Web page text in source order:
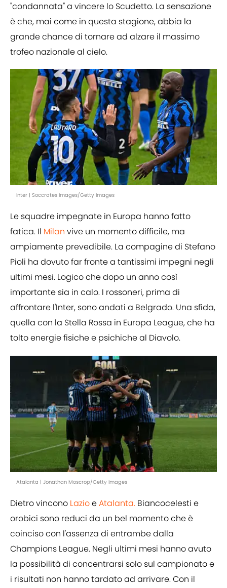
"condannata" a vincere lo Scudetto. La sensazione
è che, mai come in questa stagione, abbia la
grande chance di tornare ad alzare il massimo
trofeo nazionale al cielo.
Inter | Soccrates Images/Getty Images
Le squadre impegnate in Europa hanno fatto
fatica. Il Milan vive un momento difficile, ma
ampiamente prevedibile. La compagine di Stefano
Pioli ha dovuto far fronte a tantissimi impegni negli
ultimi mesi. Logico che dopo un anno così
importante sia in calo. I rossoneri, prima di
affrontare l'Inter, sono andati a Belgrado. Una sfida,
quella con la Stella Rossa in Europa League, che ha
tolto energie fisiche e psichiche al Diavolo.
Atalanta | Jonathan Moscrop/Getty Images
Dietro vincono LazioeAtalanta. Biancocelesti e
orobici sono reduci da un bel momento che è
coinciso con l'assenza di entrambe dalla
Champions League. Negli ultimi mesi hanno avuto
la possibilità di concentrarsi solo sul campionato e
i risultati non hanno tardato ad arrivare. Con il